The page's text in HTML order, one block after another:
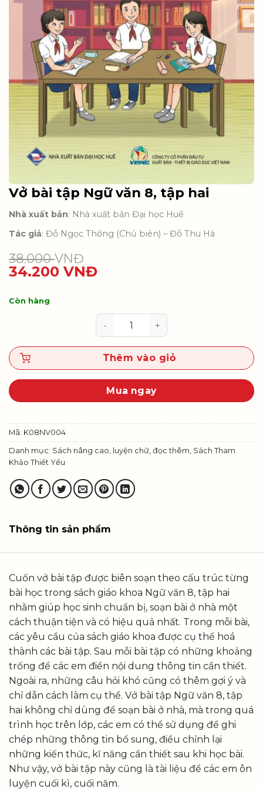
Vở bài tập Ngữ văn 8, tập hai
Nhà xuất bản: Nhà xuất bản Đại học Huế
Tác giả: Đỗ Ngọc Thống (Chủ biên) – Đỗ Thu Hà
38.000VNĐ
34.200 VNĐ
Còn hàng
Vở bài tập Ngữ văn 8, tập hai số
Thêm vào giỏ
Mua ngay
Mã: K08NV004
Danh mục: Sách nâng cao, luyện chữ, đọc thêm, Sách Tham
Khảo Thiết Yếu
Thông tin sản phẩm
Cuốn vở bài tập được biên soạn theo cấu trúc từng
bài học trong sách giáo khoa Ngữ văn 8, tập hai
nhằm giúp học sinh chuẩn bị, soạn bài ở nhà một
cách thuận tiện và có hiệu quả nhất. Trong mỗi bài,
các yêu cầu của sách giáo khoa được cụ thể hoá
thành các bài tập. Sau mỗi bài tập có những khoảng
trống để các em điền nội dung thông tin cần thiết.
Ngoài ra, những câu hỏi khó cũng có thêm gợi ý và
chỉ dẫn cách làm cụ thể. Vở bài tập Ngữ văn 8, tập
hai không chỉ dùng để soạn bài ở nhà, mà trong quá
trình học trên lớp, các em có thể sử dụng để ghi
chép những thông tin bổ sung, điều chỉnh lại
những kiến thức, kĩ năng cần thiết sau khi học bài.
Như vậy, vở bài tập này cũng là tài liệu để các em ôn
luyện cuối kì, cuối năm.